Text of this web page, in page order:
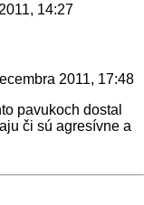
14:27
2011, 17:48
pavukoch dostal
či sú agresívne a